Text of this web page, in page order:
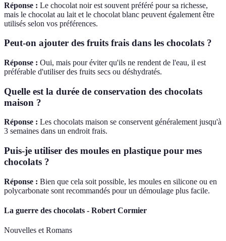
Réponse : Le chocolat noir est souvent préféré pour sa richesse,
mais le chocolat au lait et le chocolat blanc peuvent également être
utilisés selon vos préférences.
Peut-on ajouter des fruits frais dans les chocolats ?
Réponse : Oui, mais pour éviter qu'ils ne rendent de l'eau, il est
préférable d'utiliser des fruits secs ou déshydratés.
Quelle est la durée de conservation des chocolats
maison ?
Réponse : Les chocolats maison se conservent généralement jusqu'à
3 semaines dans un endroit frais.
Puis-je utiliser des moules en plastique pour mes
chocolats ?
Réponse : Bien que cela soit possible, les moules en silicone ou en
polycarbonate sont recommandés pour un démoulage plus facile.
La guerre des chocolats - Robert Cormier
Nouvelles et Romans